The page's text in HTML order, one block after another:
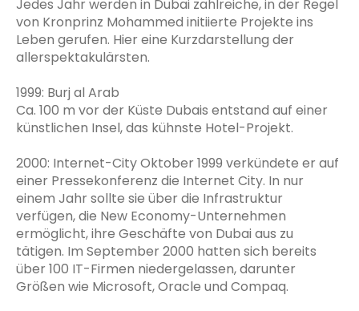
Jedes Jahr werden in Dubai zahlreiche, in der Regel
von Kronprinz Mohammed initiierte Projekte ins
Leben gerufen. Hier eine Kurzdarstellung der
allerspektakulärsten.
1999: Burj al Arab
Ca. 100 m vor der Küste Dubais entstand auf einer
künstlichen Insel, das kühnste Hotel-Projekt.
2000: Internet-City Oktober 1999 verkündete er auf
einer Pressekonferenz die Internet City. In nur
einem Jahr sollte sie über die Infrastruktur
verfügen, die New Economy-Unternehmen
ermöglicht, ihre Geschäfte von Dubai aus zu
tätigen. Im September 2000 hatten sich bereits
über 100 IT-Firmen niedergelassen, darunter
Größen wie Microsoft, Oracle und Compaq.